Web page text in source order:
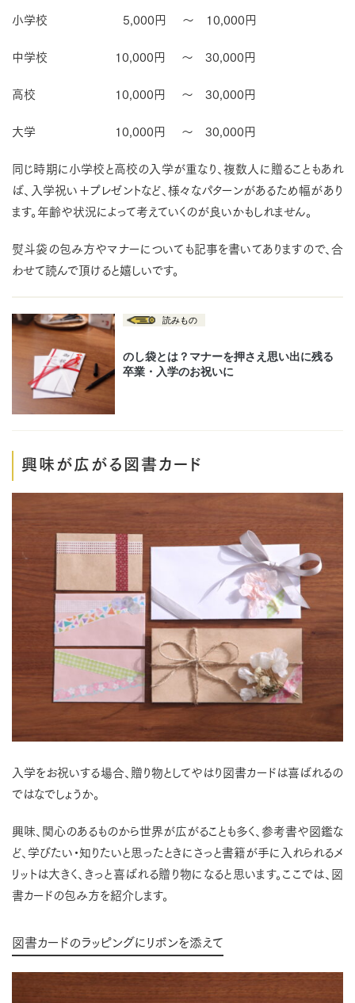
小学校 5,000円 ～ 10,000円
中学校 10,000円 ～ 30,000円
高校 10,000円 ～ 30,000円
大学 10,000円 ～ 30,000円
同じ時期に小学校と高校の入学が重なり、複数人に贈ることもあれ
ば、入学祝い＋プレゼントなど、様々なパターンがあるため幅があり
ます。年齢や状況によって考えていくのが良いかもしれません。
熨斗袋の包み方やマナーについても記事を書いてありますので、合
わせて読んで頂けると嬉しいです。
興味が広がる図書カード
入学をお祝いする場合、贈り物としてやはり図書カードは喜ばれるの
ではなでしょうか。
興味、関心のあるものから世界が広がることも多く、参考書や図鑑な
ど、学びたい・知りたいと思ったときにさっと書籍が手に入れられるメ
リットは大きく、きっと喜ばれる贈り物になると思います。ここでは、図
書カードの包み方を紹介します。
図書カードのラッピングにリボンを添えて